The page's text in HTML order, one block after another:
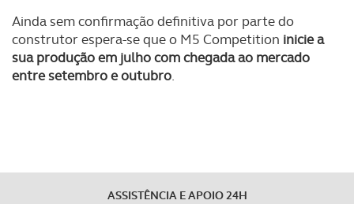
Ainda sem confirmação definitiva por parte do
construtor espera-se que o M5 Competition inicie a
sua produção em julho com chegada ao mercado
entre setembro e outubro.
ASSISTÊNCIA E APOIO 24H